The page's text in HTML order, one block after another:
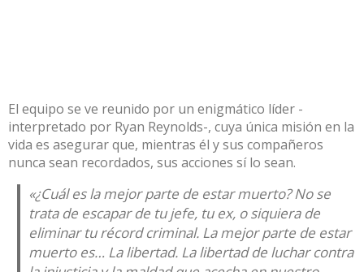
El equipo se ve reunido por un enigmático líder -
interpretado por Ryan Reynolds-, cuya única misión en la
vida es asegurar que, mientras él y sus compañeros
nunca sean recordados, sus acciones sí lo sean.
«¿Cuál es la mejor parte de estar muerto?No se
trata de escapar de tu jefe, tu ex, o siquiera de
eliminar tu récord criminal. La mejor parte de estar
muerto es… La libertad. La libertad de luchar contra